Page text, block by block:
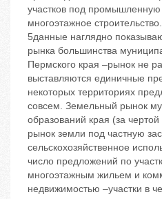
участков под промышленную
многоэтажное
5данные наглядно
рынка большинства
Пермского края –рынок не
выставляются единичные
некоторых территориях
совсем. Земельный рынок
образований края (за
рынок земли под частную
сельскохозяйственное
число предложений по
многоэтажным жильем и
недвижимостью –участки в